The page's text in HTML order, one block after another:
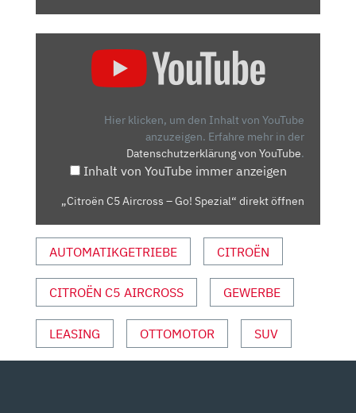
AIRCROSS
YOUTUBE
ANZEIGEN
Hier klicken, um den Inhalt von YouTube
anzuzeigen. Erfahre mehr in der
Datenschutzerklärung von YouTube.
Inhalt von YouTube immer anzeigen
„Citroën C5 Aircross – Go! Spezial“ direkt öffnen
AUTOMATIKGETRIEBE CITROËN
CITROËN C5 AIRCROSS GEWERBE
LEASING OTTOMOTOR SUV